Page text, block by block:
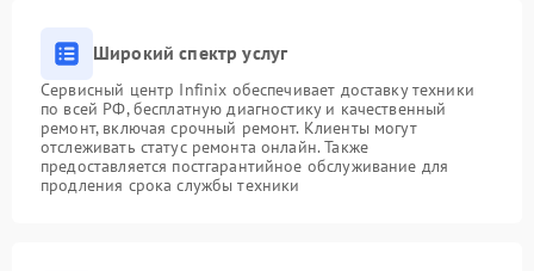
Широкий спектр услуг
Сервисный центр Infinix обеспечивает доставку техники
по всей РФ, бесплатную диагностику и качественный
ремонт, включая срочный ремонт. Клиенты могут
отслеживать статус ремонта онлайн. Также
предоставляется постгарантийное обслуживание для
продления срока службы техники